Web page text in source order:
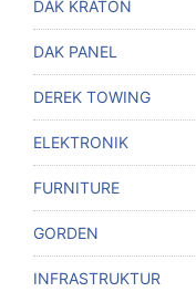
DAK KRATON
DAK PANEL
DEREK TOWING
ELEKTRONIK
FURNITURE
GORDEN
INFRASTRUKTUR